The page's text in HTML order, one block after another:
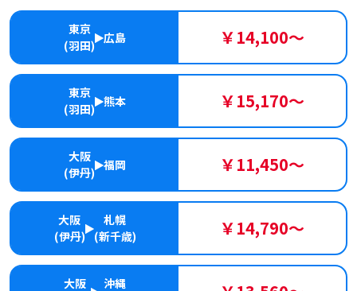
東京
(羽田)
広島 ￥14,100～
東京
(羽田)
熊本 ￥15,170～
大阪
(伊丹)
福岡 ￥11,450～
大阪
(伊丹)
札幌
(新千歳)
￥14,790～
大阪 沖縄